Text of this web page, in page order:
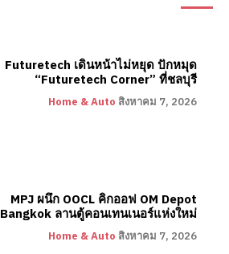
Futuretech เดินหน้าไม่หยุด ปักหมุด
“Futuretech Corner” ที่ชลบุรี
Home & Auto สิงหาคม 7, 2026
MPJ ผนึก OOCL คิกออฟ OM Depot
Bangkok ลานตู้คอนเทนเนอร์แห่งใหม่
Home & Auto สิงหาคม 7, 2026